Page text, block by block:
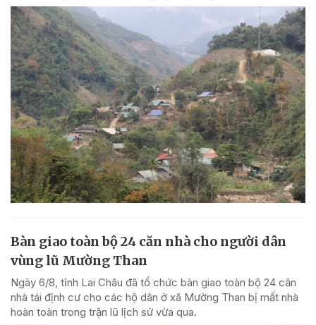
Bàn giao toàn bộ 24 căn nhà cho người dân
vùng lũ Mường Than
Ngày 6/8, tỉnh Lai Châu đã tổ chức bàn giao toàn bộ 24 căn
nhà tái định cư cho các hộ dân ở xã Mường Than bị mất nhà
hoàn toàn trong trận lũ lịch sử vừa qua.